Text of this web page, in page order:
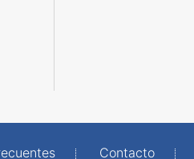
Contacto